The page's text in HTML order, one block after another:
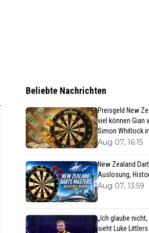
Beliebte Nachrichten
Preisgeld New
viel können Gian
Simon Whitlock
Aug 07, 16:15
New Zealand
Auslosung,
Aug 07, 13:59
„Ich glaube
sieht Luke